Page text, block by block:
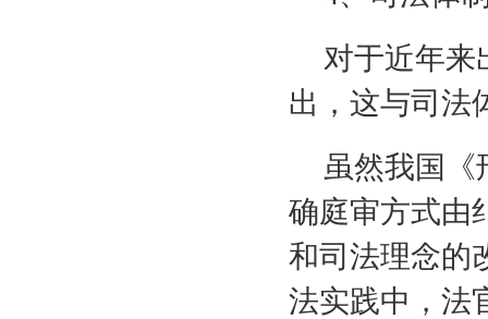
对于近年来
出，这与司法
虽然我国《
确庭审方式由
和司法理念的
法实践中，法